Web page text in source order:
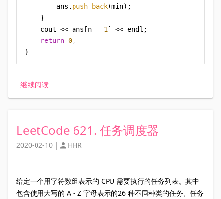
        ans.
push_back(min);
    }
    cout << ans[n -
1 ] << endl;
return 0;
}
继续阅读
LeetCode 621. 任务调度器
2020-02-10 |  HHR
给定一个用字符数组表示的 CPU 需要执行的任务列表。其中
包含使用大写的 A - Z 字母表示的26 种不同种类的任务。任务